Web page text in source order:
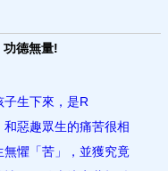
功德無量!
子生下來，是R
惡趣眾生的痛苦很相
懼「苦」，並獲究竟